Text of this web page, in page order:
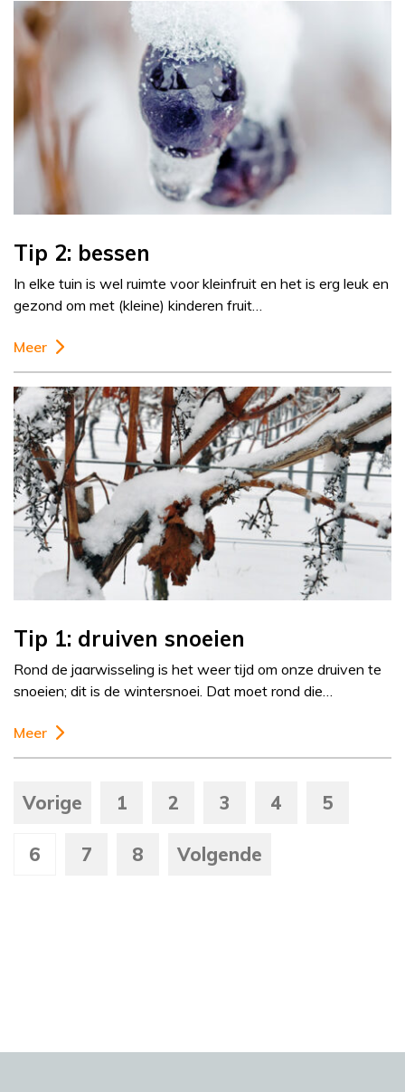
Tip 2: bessen
In elke tuin is wel ruimte voor kleinfruit en het is erg leuk en
gezond om met (kleine) kinderen fruit…
Meer
Tip 1: druiven snoeien
Rond de jaarwisseling is het weer tijd om onze druiven te
snoeien; dit is de wintersnoei. Dat moet rond die…
Meer
Vorige 1 2 3 4 5
6 7 8 Volgende